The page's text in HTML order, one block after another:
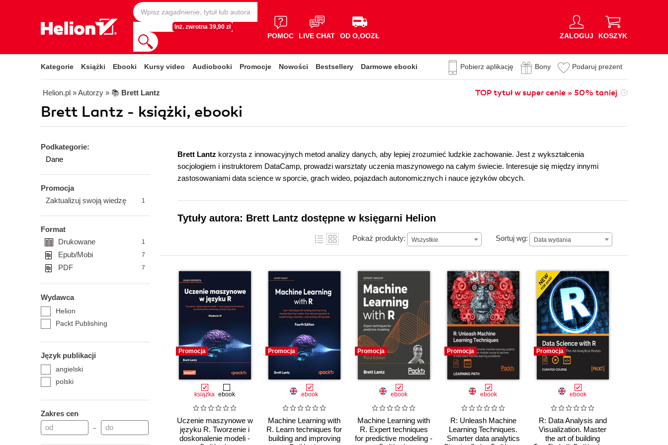
Inż. zwrotna 39,90 zł
POMOC LIVE CHAT OD O,OOZŁ ZALOGUJ KOSZYK
Kategorie Książki Ebooki Kursy video Audiobooki Promocje Nowości Bestsellery Darmowe ebooki Pobierz aplikację Bony Podaruj prezent
Helion.pl » Autorzy » 📚 Brett Lantz TOP tytuł w super cenie » 50% taniej
Brett Lantz - książki, ebooki
Podkategorie:
Dane
Promocja
Zaktualizuj swoją wiedzę
1
Format
Drukowane
1
Epub/Mobi 7
PDF 7
Wydawca
Helion
Packt Publishing
Język publikacji
angielski
polski
Zakres cen
–
Brett Lantz korzysta z innowacyjnych metod analizy danych, aby lepiej zrozumieć ludzkie zachowanie. Jest z wykształcenia
socjologiem i instruktorem DataCamp, prowadzi warsztaty uczenia maszynowego na całym świecie. Interesuje się między innymi
zastosowaniami data science w sporcie, grach wideo, pojazdach autonomicznych i nauce języków obcych.
Tytuły autora: Brett Lantz dostępne w księgarni Helion
Pokaż produkty: Wszystkie Sortuj wg: Data wydania
Data wydania
Promocja
książka ebook
Uczenie maszynowe w
języku R. Tworzenie i
doskonalenie modeli -
Promocja
ebook
Machine Learning with
R. Learn techniques for
building and improving
Promocja
ebook
Machine Learning with
R. Expert techniques
for predictive modeling -
Promocja
ebook
R: Unleash Machine
Learning Techniques.
Smarter data analytics
Promocja
ebook
R: Data Analysis and
Visualization. Master
the art of building